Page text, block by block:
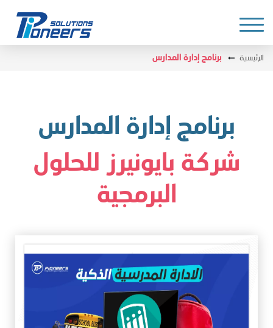
الرئيسية برنامج إدارة المدارس
برنامج إدارة المدارس
شركة بايونيرز للحلول
البرمجية